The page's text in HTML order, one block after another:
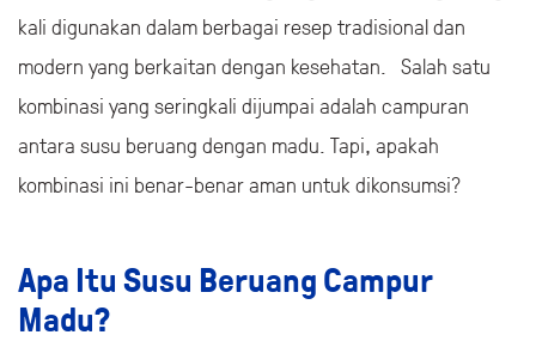
kali digunakan dalam berbagai resep tradisional dan
modern yang berkaitan dengan kesehatan. Salah satu
kombinasi yang seringkali dijumpai adalah campuran
antara susu beruang dengan madu. Tapi, apakah
kombinasi ini benar-benar aman untuk dikonsumsi?
Apa Itu Susu Beruang Campur
Madu?